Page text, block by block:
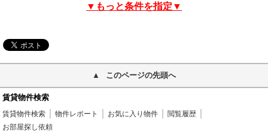
▼もっと条件を指定▼
このページの先頭へ
賃貸物件検索
賃貸物件検索 物件レポート お気に入り物件
閲覧履歴
お部屋探し依頼